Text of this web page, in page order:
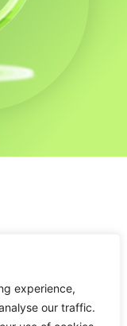
experience,
our traffic.